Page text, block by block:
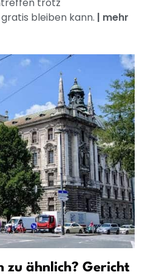
trotz
bleiben kann. | mehr
zu ähnlich? Gericht